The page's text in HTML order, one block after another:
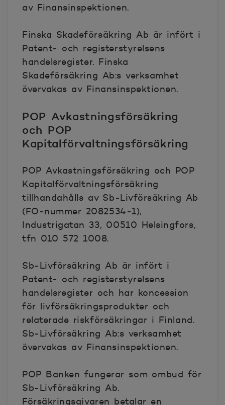
av Finansinspektionen.
Finska Skadeförsäkring Ab är infört i
Patent- och registerstyrelsens
handelsregister. Finska
Skadeförsäkring Ab:s verksamhet
övervakas av Finansinspektionen.
POP Avkastningsförsäkring
och POP
Kapitalförvaltningsförsäkring
POP Avkastningsförsäkring och POP
Kapitalförvaltningsförsäkring
tillhandahålls av Sb-Livförsäkring Ab
(FO-nummer 2082534-1),
Industrigatan 33, 00510 Helsingfors,
tfn 010 572 1008.
Sb-Livförsäkring Ab är infört i
Patent- och registerstyrelsens
handelsregister och har koncession
för livförsäkringsprodukter och
relaterade riskförsäkringar i Finland.
Sb-Livförsäkring Ab:s verksamhet
övervakas av Finansinspektionen.
POP Banken fungerar som ombud för
Sb-Livförsäkring Ab.
Försäkringsgivaren betalar en